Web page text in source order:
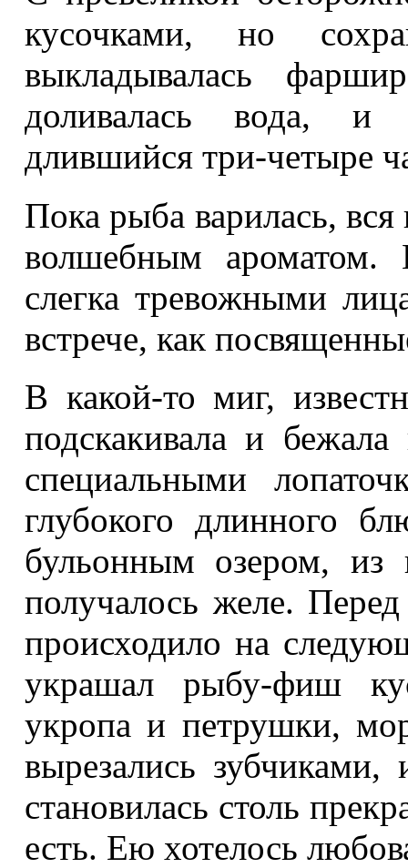
кусочками, но
выкладывалась
доливалась вода, и
длившийся три-четыре
Пока рыба варилась,
волшебным
слегка тревожными
встрече, как
В какой-то миг,
подскакивала и
специальными
глубокого длинного
бульонным озером, из
получалось желе.
происходило на
украшал рыбу-фиш
укропа и петрушки,
вырезались
становилась столь
есть. Ею хотелось